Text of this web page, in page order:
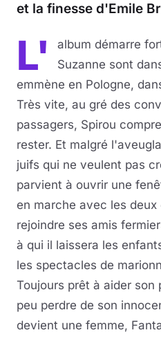
et la finesse d'Emile
L'
album démarre
Suzanne sont
emmène en Pologne,
Très vite, au gré des
passagers, Spirou
rester. Et malgré
juifs qui ne veulent pas
parvient à ouvrir une
en marche avec les
rejoindre ses amis
à qui il laissera les
les spectacles de
Toujours prêt à aider son
peu perdre de son
devient une femme,